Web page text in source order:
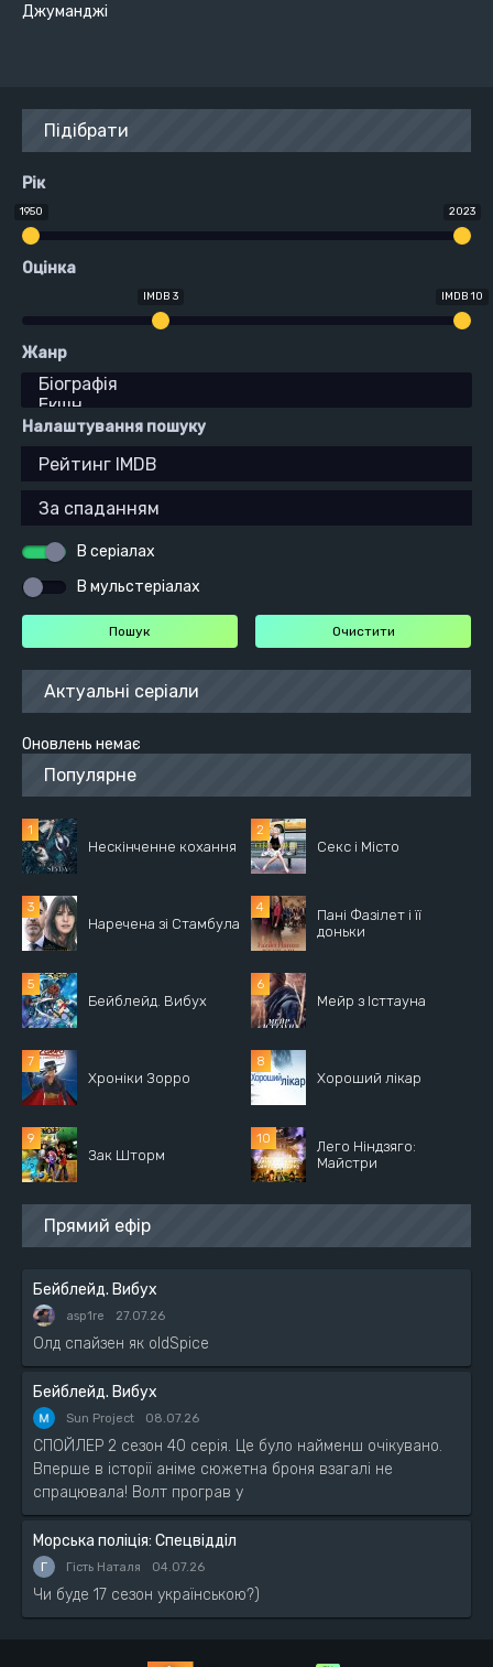
Джуманджі
Підібрати
Рік
1950 2023
Оцінка
IMDB 3 IMDB 10
Жанр
Налаштування пошуку
В серіалах
В мульстеріалах
Актуальні серіали
Оновлень немає
Популярне
Нескінченне кохання Секс і Місто
Наречена зі Стамбула
Пані Фазілет і її
доньки
Бейблейд. Вибух Мейр з Істтауна
Хроніки Зорро Хороший лікар
Зак Шторм
Лего Ніндзяго:
Майстри
Прямий ефір
Бейблейд. Вибух
asp1re 27.07.26
Олд спайзен як oldSpice
Бейблейд. Вибух
Sun Project 08.07.26
СПОЙЛЕР 2 сезон 40 серія. Це було найменш очікувано.
Вперше в історії аніме сюжетна броня взагалі не
спрацювала! Волт програв у
Морська поліція: Спецвідділ
Г Гість Наталя 04.07.26
Чи буде 17 сезон українською?)